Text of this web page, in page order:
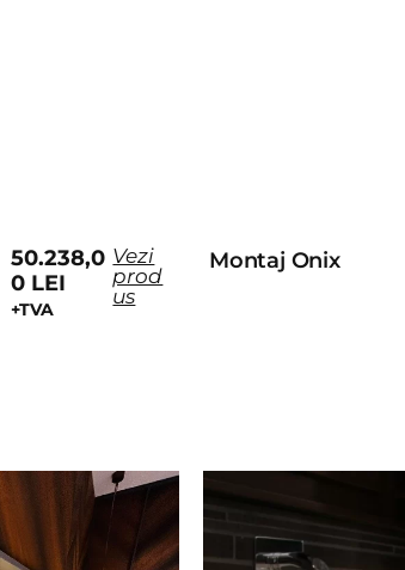
50.238,0
0 LEI
+TVA
Vezi
prod
us
Montaj Onix